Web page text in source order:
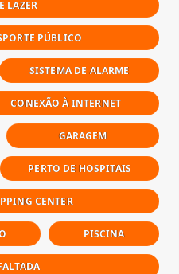
LAZER
PÚBLICO
SISTEMA DE ALARME
CONEXÃO À INTERNET
GARAGEM
PERTO DE HOSPITAIS
CENTER
PISCINA